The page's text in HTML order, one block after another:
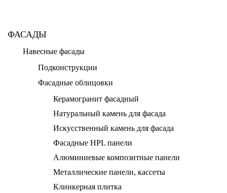
ФАСАДЫ
Навесные фасады
Подконструкции
Фасадные облицовки
Керамогранит фасадный
Натуральный камень для фасада
Искусственный камень для фасада
Фасадные HPL панели
Алюминиевые композитные панели
Металлические панели, кассеты
Клинкерная плитка